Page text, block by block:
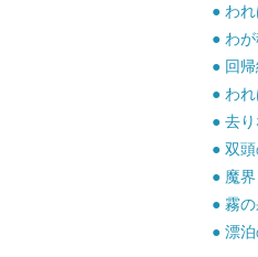
● わ
● わ
● 回
● わ
● 去
● 双
● 魔
● 霧
● 漂